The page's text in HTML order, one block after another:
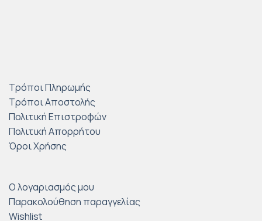
Τρόποι Πληρωμής
Τρόποι Αποστολής
Πολιτική Επιστροφών
Πολιτική Απορρήτου
Όροι Χρήσης
Ο λογαριασμός μου
Παρακολούθηση παραγγελίας
Wishlist